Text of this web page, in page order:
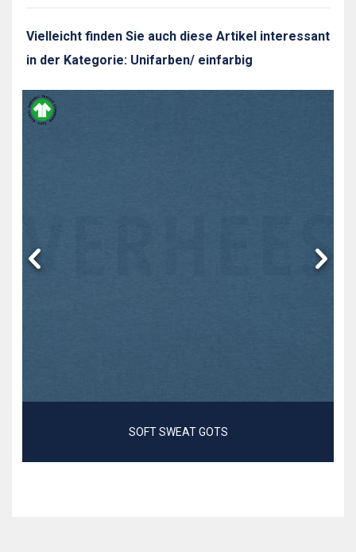
Vielleicht finden Sie auch diese Artikel interessant
in der Kategorie: Unifarben/ einfarbig
SOFT SWEAT GOTS